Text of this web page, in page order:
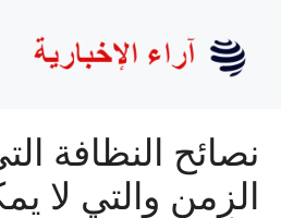
المحتوى
نصائح النظافة
الزمن والتي لا